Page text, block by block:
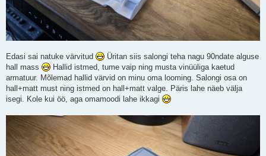
Edasi sai natuke värvitud
Üritan siis salongi teha nagu 90ndate alguse
hall mass
Hallid istmed, tume vaip ning musta vinüüliga kaetud
armatuur. Mõlemad hallid värvid on minu oma looming. Salongi osa on
hall+matt must ning istmed on hall+matt valge. Päris lahe näeb välja
isegi. Kole kui öö, aga omamoodi lahe ikkagi